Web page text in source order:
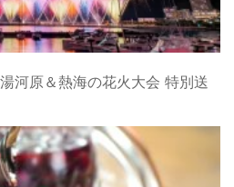
河原＆熱海の花火大会 特別送